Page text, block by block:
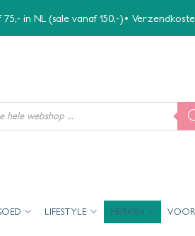
in NL (sale vanaf 150,-)•
LIFESTYLE MERKEN